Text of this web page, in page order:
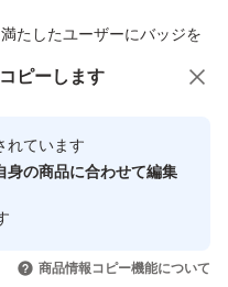
たしたユーザーにバッジを
安全なユーザーです
を完了させた実績があります
ピーします
れています
身の商品に合わせて編集
商品情報コピー機能について